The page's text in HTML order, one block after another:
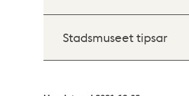
Stadsmuseet tipsar